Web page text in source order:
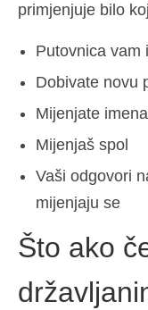
primjenjuje bilo
Putovnica vam
Dobivate novu
Mijenjate imena
Mijenjaš spol
Vaši odgovori
mijenjaju se
Što ako